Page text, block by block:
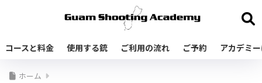
コースと料金 使用する銃 ご利用の流れ ご予約 アカデミ
ホーム